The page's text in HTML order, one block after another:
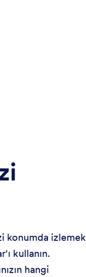
konumda izlemek
kullanın.
hangi